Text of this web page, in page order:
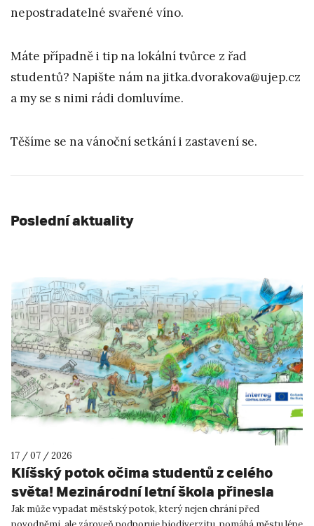
nepostradatelné svařené víno.
Máte případně i tip na lokální tvůrce z řad
studentů? Napište nám na jitka.dvorakova@ujep.cz
a my se s nimi rádi domluvíme.
Těšíme se na vánoční setkání i zastavení se.
Poslední aktuality
17 / 07 / 2026
Klíšský potok očima studentů z celého
světa! Mezinárodní letní škola přinesla
inspiraci pro Ústí nad Labem!
Jak může vypadat městský potok, který nejen chrání před